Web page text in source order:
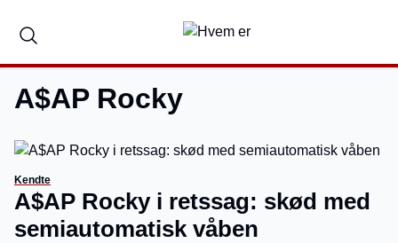
A$AP Rocky
Kendte
A$AP Rocky i retssag: skød med
semiautomatisk våben